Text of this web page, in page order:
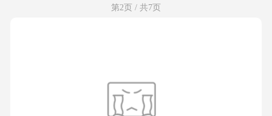
第2页 / 共7页